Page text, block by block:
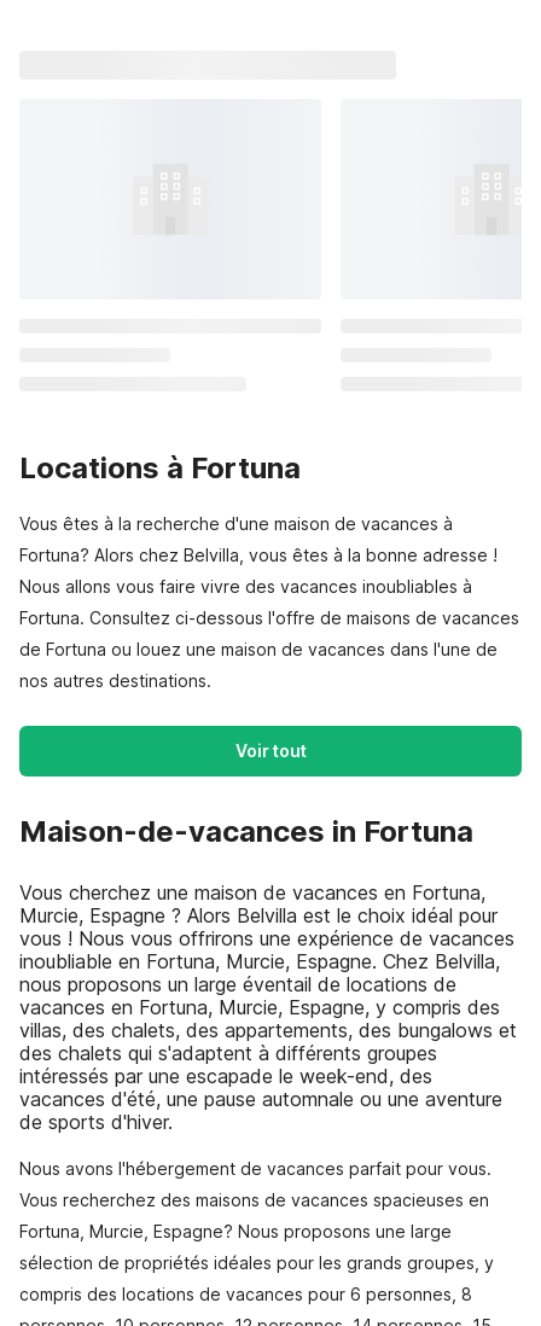
Locations à Fortuna
Vous êtes à la recherche d'une maison de vacances à
Fortuna? Alors chez Belvilla, vous êtes à la bonne adresse !
Nous allons vous faire vivre des vacances inoubliables à
Fortuna. Consultez ci-dessous l'offre de maisons de vacances
de Fortuna ou louez une maison de vacances dans l'une de
nos autres destinations.
Voir tout
Maison-de-vacances in Fortuna
Vous cherchez une maison de vacances en Fortuna,
Murcie, Espagne ? Alors Belvilla est le choix idéal pour
vous ! Nous vous offrirons une expérience de vacances
inoubliable en Fortuna, Murcie, Espagne. Chez Belvilla,
nous proposons un large éventail de locations de
vacances en Fortuna, Murcie, Espagne, y compris des
villas, des chalets, des appartements, des bungalows et
des chalets qui s'adaptent à différents groupes
intéressés par une escapade le week-end, des
vacances d'été, une pause automnale ou une aventure
de sports d'hiver.
Nous avons l'hébergement de vacances parfait pour vous.
Vous recherchez des maisons de vacances spacieuses en
Fortuna, Murcie, Espagne? Nous proposons une large
sélection de propriétés idéales pour les grands groupes, y
compris des locations de vacances pour 6 personnes, 8